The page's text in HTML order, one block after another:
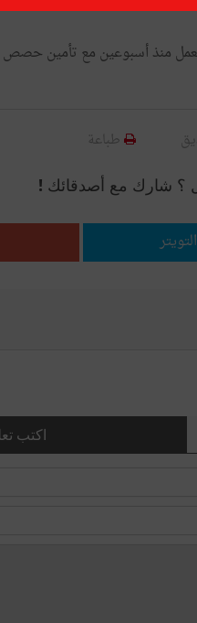
منذ أسبوعين مع تأمين حصص
طباعة
؟ شارك مع أصدقائك !
التويتر
اكتب